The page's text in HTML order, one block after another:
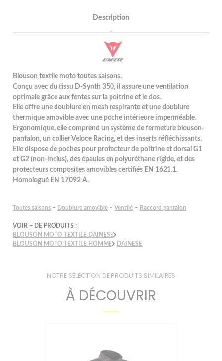
Description
Blouson textile moto toutes saisons.
Conçu avec du tissu D-Synth 350, il assure une ventilation
optimale grâce aux fentes sur la poitrine et le dos.
Elle offre une doublure en mesh respirante et une doublure
thermique amovible avec une poche intérieure imperméable.
Ergonomique, elle comprend un système de fermeture blouson-
pantalon, un collier Veloce Racing, et des inserts réfléchissants.
Elle dispose de poches pour protecteur de poitrine et dorsal G1
et G2 (non-inclus), des épaules en polyuréthane rigide, et des
protecteurs composites amovibles certifiés EN 1621.1.
Homologué EN 17092 A.
Toutes saisons - Doublure amovible -Ventilé - Raccord pantalon
VOIR + DE PRODUITS :
BLOUSON MOTO TEXTILE DAINESE
BLOUSON MOTO TEXTILE HOMME
DAINESE
NOTRE SÉLECTION DE PRODUITS SIMILAIRES
À DÉCOUVRIR